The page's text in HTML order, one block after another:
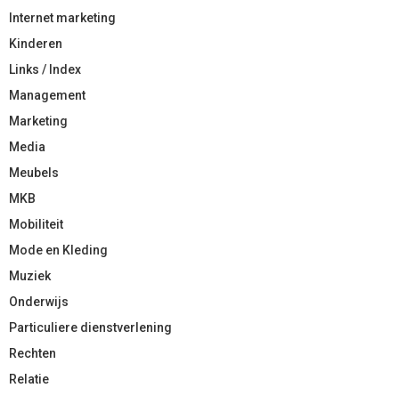
Internet marketing
Kinderen
Links / Index
Management
Marketing
Media
Meubels
MKB
Mobiliteit
Mode en Kleding
Muziek
Onderwijs
Particuliere dienstverlening
Rechten
Relatie